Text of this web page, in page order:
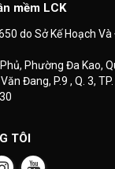
mềm LCK
do Sở Kế Hoạch
Phường Đa Kao,
Đang, P.9 , Q. 3, TP.
TÔI